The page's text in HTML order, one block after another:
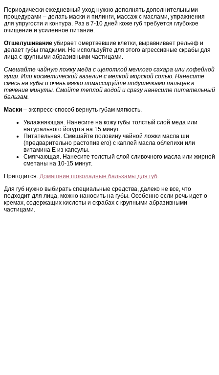
Периодически ежедневный уход нужно дополнять дополнительными
процедурами – делать маски и пилинги, массаж с маслами, упражнения
для упругости и контура. Раз в 7-10 дней коже губ требуется глубокое
очищение и усиленное питание.
Отшелушивание убирает омертвевшие клетки, выравнивает рельеф и
делает губы гладкими. Не используйте для этого агрессивные скрабы для
лица с крупными абразивными частицами.
Смешайте чайную ложку меда с щепоткой мелкого сахара или кофейной
гущи. Или косметический вазелин с мелкой морской солью. Нанесите
смесь на губы и очень мягко помассируйте подушечками пальцев в
течение минуты. Смойте теплой водой и сразу нанесите питательный
бальзам.
Маски – экспресс-способ вернуть губам мягкость.
Увлажняющая. Нанесите на кожу губы толстый слой меда или
натурального йогурта на 15 минут.
Питательная. Смешайте половину чайной ложки масла ши
(предварительно растопив его) с каплей масла облепихи или
витамина Е из капсулы.
Смягчающая. Нанесите толстый слой сливочного масла или жирной
сметаны на 10-15 минут.
Пригодится: Домашние шоколадные бальзамы для губ.
Для губ нужно выбирать специальные средства, далеко не все, что
подходит для лица, можно наносить на губы. Особенно если речь идет о
кремах, содержащих кислоты и скрабах с крупными абразивными
частицами.